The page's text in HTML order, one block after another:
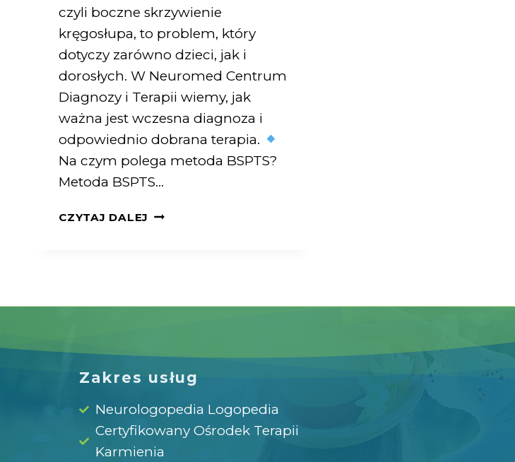
czyli boczne skrzywienie
kręgosłupa, to problem, który
dotyczy zarówno dzieci, jak i
dorosłych. W Neuromed Centrum
Diagnozy i Terapii wiemy, jak
ważna jest wczesna diagnoza i
odpowiednio dobrana terapia.
Na czym polega metoda BSPTS?
Metoda BSPTS…
CZYTAJ DALEJ
Zakres usług
Neurologopedia Logopedia
Certyfikowany Ośrodek Terapii
Karmienia